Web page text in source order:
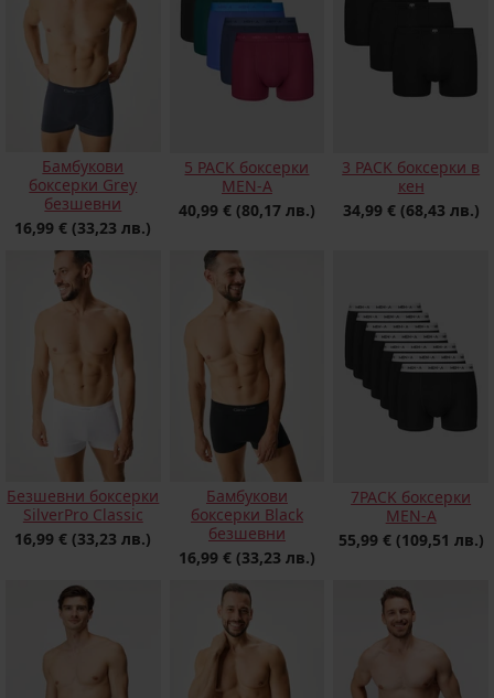
Бамбукови
боксерки Grey
безшевни
16,99 € (33,23 лв.)
5 PACK боксерки
MEN-A
40,99 € (80,17 лв.)
3 PACK боксерки в
кен
34,99 € (68,43 лв.)
Безшевни боксерки
SilverPro Classic
16,99 € (33,23 лв.)
Бамбукови
боксерки Black
безшевни
16,99 € (33,23 лв.)
7PACK боксерки
MEN-A
55,99 € (109,51 лв.)